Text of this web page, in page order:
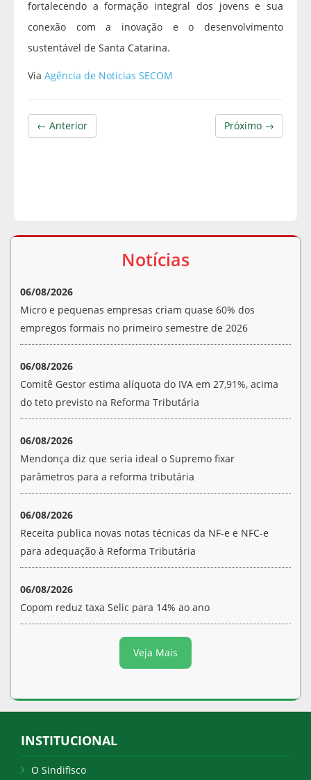
fortalecendo a formação integral dos jovens e sua
conexão com a inovação e o desenvolvimento
sustentável de Santa Catarina.
Via Agência de Notícias SECOM
Próximo →
← Anterior
Notícias
06/08/2026
Micro e pequenas empresas criam quase 60% dos
empregos formais no primeiro semestre de 2026
06/08/2026
Comitê Gestor estima alíquota do IVA em 27,91%, acima
do teto previsto na Reforma Tributária
06/08/2026
Mendonça diz que seria ideal o Supremo fixar
parâmetros para a reforma tributária
06/08/2026
Receita publica novas notas técnicas da NF-e e NFC-e
para adequação à Reforma Tributária
06/08/2026
Copom reduz taxa Selic para 14% ao ano
Veja Mais
INSTITUCIONAL
O Sindifisco